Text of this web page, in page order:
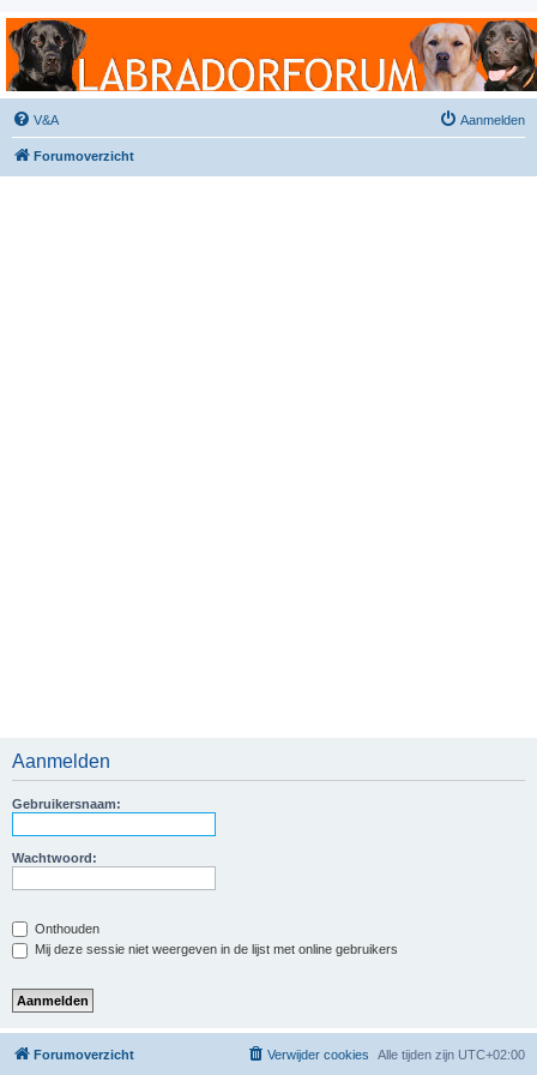
Labradorforum
Het gezelligste Labradorforum van Nederland en België!
V&A Aanmelden
Forumoverzicht
Aanmelden
Gebruikersnaam:
Wachtwoord:
Onthouden
Mij deze sessie niet weergeven in de lijst met online gebruikers
Forumoverzicht Alle tijden zijn UTC+02:00
Verwijder cookies